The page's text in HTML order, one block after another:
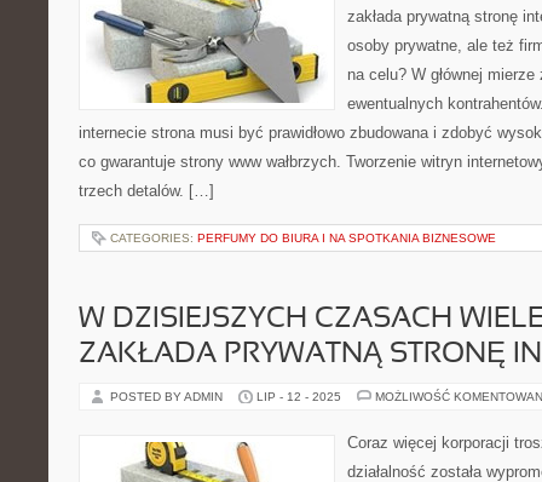
zakłada prywatną stronę
osoby prywatne, ale też
na celu? W głównej
ewentualnych
internecie strona musi być prawidłowo zbudowana i zdobyć
co gwarantuje strony www wałbrzych. Tworzenie witryn
trzech detalów. […]
CATEGORIES: PERFUMY DO BIURA I NA SPOTKANIA BIZNESOWE
W DZISIEJSZYCH CZASACH
ZAKŁADA PRYWATNĄ STRONĘ
POSTED BY ADMIN LIP - 12 - 2025 MOŻLIWOŚĆ
Coraz więcej korporacji
działalność została